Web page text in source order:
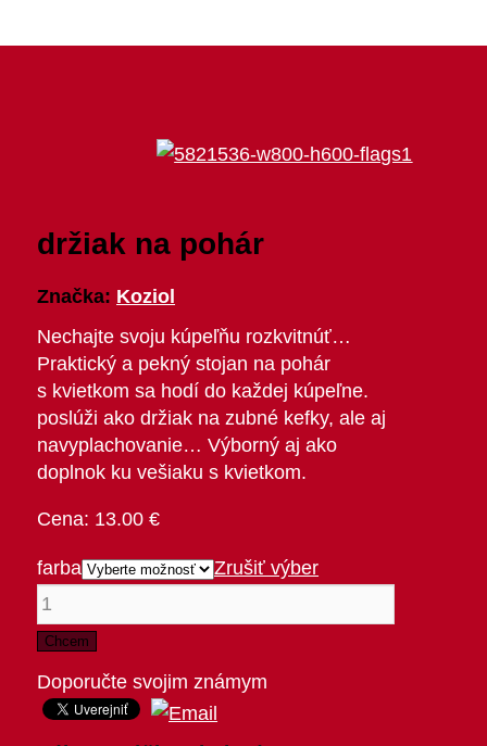
držiak na pohár
Značka: Koziol
Nechajte svoju kúpeľňu rozkvitnúť…
Praktický a pekný stojan na pohár
s kvietkom sa hodí do každej kúpeľne.
poslúži ako držiak na zubné kefky, ale aj
navyplachovanie… Výborný aj ako
doplnok ku vešiaku s kvietkom.
13.00€
farba Zrušiť výber
Chcem
Doporučte svojim známym